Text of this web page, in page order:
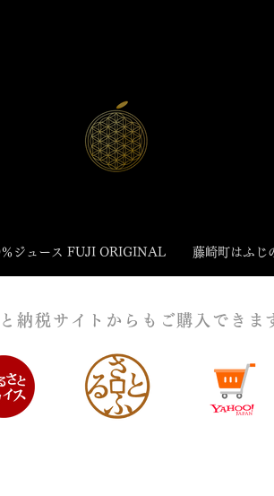
％ジュース FUJI ORIGINAL 藤崎町はふじ
納税サイトからもご購入できま